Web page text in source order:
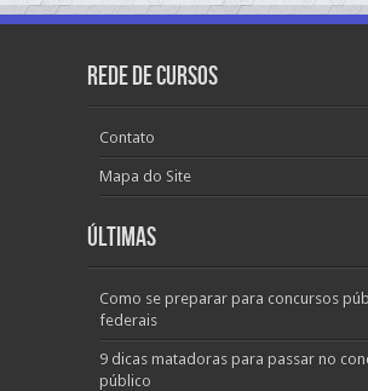
Rede de Cursos
Contato
Mapa do Site
Últimas
Como se preparar para concursos
federais
9 dicas matadoras para passar no
público